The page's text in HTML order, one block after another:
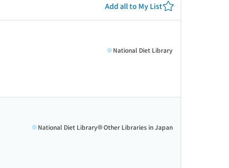
Add all to My List
National Diet Library
National Diet Library Other Libraries in Japan